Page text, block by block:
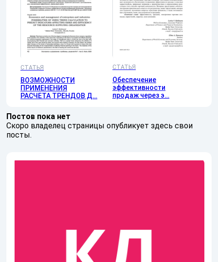
СТАТЬЯ
ВОЗМОЖНОСТИ
ПРИМЕНЕНИЯ
РАСЧЕТА ТРЕНДОВ Д…
СТАТЬЯ
Обеспечение
эффективности
продаж через э…
Постов пока нет
Скоро владелец страницы опубликует здесь свои
посты.